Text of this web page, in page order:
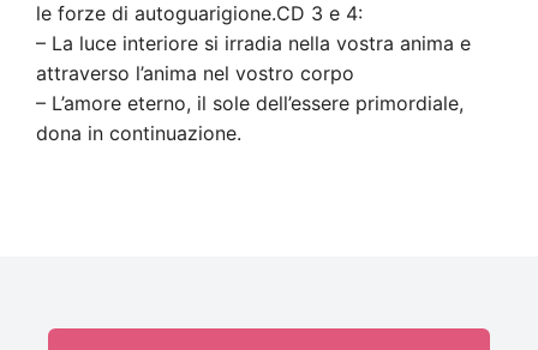
le forze di autoguarigione.CD 3 e 4:
– La luce interiore si irradia nella vostra anima e
attraverso l’anima nel vostro corpo
– L’amore eterno, il sole dell’essere primordiale,
dona in continuazione.